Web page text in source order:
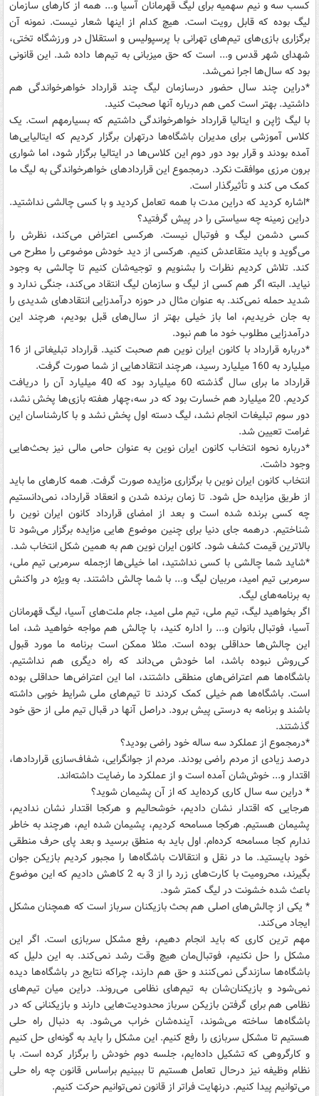
کسب سه و نیم سهمیه برای لیگ قهرمانان آسیا و... همه از کارهای سازمان
لیگ بوده که قابل رویت است. هیچ کدام از اینها شعار نیست. نمونه آن
برگزاری بازی‌های تیم‌های تهرانی با پرسپولیس و استقلال در ورزشگاه تختی،
شهدای شهر قدس و... است که حق میزبانی به تیم‌ها داده شد. این قانونی
بود که سال‌ها اجرا نمی‌شد.
*دراین چند سال حضور درسازمان لیگ چند قرارداد خواهرخواندگی هم
داشتید. بهتر است کمی هم درباره آنها صحبت کنید.
با لیگ ژاپن و ایتالیا قرارداد خواهرخواندگی داشتیم که بسیارمهم است. یک
کلاس آموزشی برای مدیران باشگاه‌ها درتهران برگزار کردیم که ایتالیایی‌ها
آمده بودند و قرار بود دور دوم این کلاس‌ها در ایتالیا برگزار شود، اما شواری
برون مرزی موافقت نکرد. درمجموع این قراردادهای خواهرخواندگی به لیگ ما
کمک می کند و تأثیرگذار است.
*اشاره کردید که دراین مدت با همه تعامل کردید و با کسی چالشی نداشتید.
دراین زمینه چه سیاستی را در پیش گرفتید؟
کسی دشمن لیگ و فوتبال نیست. هرکسی اعتراض می‌کند، نظرش را
می‌گوید و باید متقاعدش کنیم. هرکسی از دید خودش موضوعی را مطرح می
کند. تلاش کردیم نظرات را بشنویم و توجیه‌شان کنیم تا چالشی به وجود
نیاید. البته اگر هم کسی از لیگ و سازمان لیگ انتقاد می‌کند، جنگی ندارد و
شدید حمله نمی‌کند. به عنوان مثال در حوزه درآمدزایی انتقادهای شدیدی را
به جان خریدیم، اما باز خیلی بهتر از سال‌های قبل بودیم، هرچند این
درآمدزایی مطلوب خود ما هم نبود.
*درباره قرارداد با کانون ایران نوین هم صحبت کنید. قرارداد تبلیغاتی از 16
میلیارد به 160 میلیارد رسید، هرچند انتقادهایی از شما صورت گرفت.
قرارداد ما برای سال گذشته 60 میلیارد بود که 40 میلیارد آن را دریافت
کردیم. 20 میلیارد هم خسارت بود که در سه،چهار هفته بازی‌ها پخش نشد،
دور سوم تبلیغات انجام نشد، لیگ دسته اول پخش نشد و با کارشناسان این
غرامت تعیین شد.
*درباره نحوه انتخاب کانون ایران نوین به عنوان حامی مالی نیز بحث‌هایی
وجود داشت.
انتخاب کانون ایران نوین با برگزاری مزایده صورت گرفت. همه کارهای ما باید
از طریق مزایده حل شود. تا زمان برنده شدن و انعقاد قرارداد، نمی‌دانستیم
چه کسی برنده شده است و بعد از امضای قرارداد کانون ایران نوین را
شناختیم. درهمه جای دنیا برای چنین موضوع هایی مزایده برگزار می‌شود تا
بالاترین قیمت کشف شود. کانون ایران نوین هم به همین شکل انتخاب شد.
*شاید شما چالشی با کسی نداشتید، اما خیلی‌ها ازجمله سرمربی تیم ملی،
سرمربی تیم امید، مربیان لیگ و... با شما چالش داشتند. به ویژه در واکنش
به برنامه‌های لیگ.
اگر بخواهید لیگ، تیم ملی، تیم ملی امید، جام ملت‌های آسیا، لیگ قهرمانان
آسیا، فوتبال بانوان و... را اداره کنید، با چالش هم مواجه خواهید شد، اما
این چالش‌ها حداقلی بوده است. مثلا ممکن است برنامه ما مورد قبول
کی‌روش نبوده باشد، اما خودش می‌داند که راه دیگری هم نداشتیم.
باشگاه‌ها هم اعتراض‌های منطقی داشتند، اما این اعتراض‌ها حداقلی بوده
است. باشگاه‌ها هم خیلی کمک کردند تا تیم‌های ملی شرایط خوبی داشته
باشند و برنامه به درستی پیش برود. دراصل آنها در قبال تیم ملی از حق خود
گذشتند.
*درمجموع از عملکرد سه ساله خود راضی بودید؟
درصد زیادی از مردم راضی بودند. مردم از جوانگرایی، شفاف‌سازی قراردادها،
اقتدار و... خوش‌شان آمده است و از عملکرد ما رضایت داشته‌اند.
* دراین سه سال کاری کرده‌اید که از آن پشیمان شوید؟
هرجایی که اقتدار نشان دادیم، خوشحالیم و هرکجا اقتدار نشان ندادیم،
پشیمان هستیم. هرکجا مسامحه کردیم، پشیمان شده ایم، هرچند به خاطر
ندارم کجا مسامحه کرده‌ام. اول باید به منطق برسید و بعد پای حرف منطقی
خود بایستید. ما در نقل و انتقالات باشگاه‌ها را مجبور کردیم بازیکن جوان
بگیرند، محرومیت با کارت‌های زرد را از 3 به 2 کاهش دادیم که این موضوع
باعث شده خشونت در لیگ کمتر شود.
* یکی از چالش‌های اصلی هم بحث بازیکنان سرباز است که همچنان مشکل
ایجاد می‌کند.
مهم ترین کاری که باید انجام دهیم، رفع مشکل سربازی است. اگر این
مشکل را حل نکنیم، فوتبال‌مان هیچ وقت رشد نمی‌کند. به این دلیل که
باشگاه‌ها سازندگی نمی‌کنند و حق هم دارند، چراکه نتایج در باشگاه‌ها دیده
نمی‌شود و بازیکنان‌شان به تیم‌های نظامی می‌روند. دراین میان تیم‌های
نظامی هم برای گرفتن بازیکن سرباز محدودیت‌هایی دارند و بازیکنانی که در
باشگاه‌ها ساخته می‌شوند، آینده‌شان خراب می‌شود. به دنبال راه حلی
هستیم تا مشکل سربازی را رفع کنیم. این مشکل را باید به گونه‌ای حل کنیم
و کارگروهی که تشکیل داده‌ایم، جلسه دوم خودش را برگزار کرده است. با
نظام وظیفه نیز درحال تعامل هستیم تا ببینیم براساس قانون چه راه حلی
می‌توانیم پیدا کنیم. درنهایت فراتر از قانون نمی‌توانیم حرکت کنیم.